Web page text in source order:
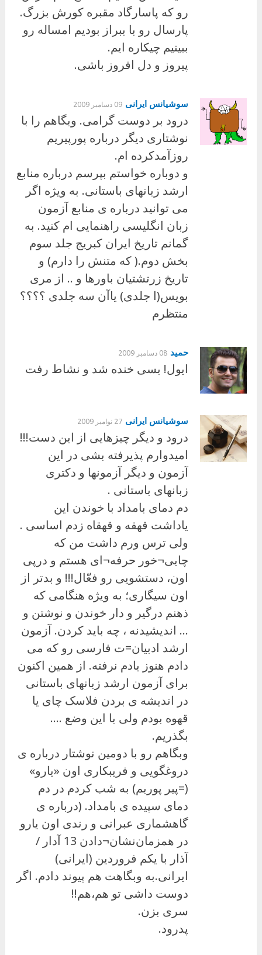
رو که پاسارگاد مقبره کورش بزرگ.
پارسال رو با ببراز بودیم امساله رو
ببینیم چیکاره ایم.
پیروز و دل افروز باشی.
سوشیانس ایرانی 09 دسامبر 2009
درود بر دوست گرامی. وبگاهم را با
نوشتاری دیگر درباره پورپیریم
روزآمدکرده ام.‏
و دوباره خواستم بپرسم درباره منابع
ارشد زبانهای باستانی. به ویژه اگر
می توانید درباره ی منابع آزمون
زبان انگلیسی ‏راهنمایی ام کنید. به
گمانم تاریخ ایران کبریج جلد سوم
بخش دوم.( که متنش را دارم) و
تاریخ زرتشتیان باورها و .. از مری
‏بویس(ا جلدی) یاآن سه جلدی ؟؟؟؟
منتظرم
حمید 08 دسامبر 2009
ایول! بسی خنده شد و نشاط رفت
سوشیانس ایرانی 27 نوامبر 2009
درود و دیگر چیزهایی از این دست!!!
امیدوارم پذیرفته بشی در این
آزمون و دیگر ‏آزمونها و دکتری
زبانهای باستانی .‏
دم دمای بامداد با خوندن این
یاداشت قهقه و قهقاه زدم اساسی .
ولی ترس ورم ‏داشت من که
چایی¬خور حرفه¬ای هستم و درپی
اون، دستشویی رو فعّال!!! و بدتر از
اون ‏سیگاری؛ به ویژه هنگامی که
ذهنم درگیر و دار خوندن و نوشتن و
… اندیشیدنه ، چه باید ‏کردن. آزمون
ارشد ادبیان=ت فارسی رو که می
دادم هنوز یادم نرفته. از همین اکنون
‏برای آزمون ارشد زبانهای باستانی
در اندیشه ی بردن فلاسک چای یا
قهوه بودم ولی با ‏این وضع ….
بگذریم.‏
وبگاهم رو با دومین نوشتار درباره ی
دروغگویی و فریبکاری اون «یارو»
(=پیر ‏پوریم) به شب کردم در دم
دمای سپیده ی بامداد. (درباره ی
گاهشماری عبرانی و رندی اون ‏یارو
در همزمان‌نشان¬دادن 13 آدار /
آذار با یکم فروردین (ایرانی)
ایرانی.‏به وبگاهت هم پیوند دادم. اگر
دوست داشی تو هم،هم!! ‏
سری بزن.‏
پدرود.